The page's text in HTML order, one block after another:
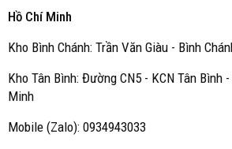
Hồ Chí Minh
Kho Bình Chánh: Trần Văn Giàu - Bình
Kho Tân Bình: Đường CN5 - KCN Tân Bình
Minh
Mobile (Zalo): 0934943033